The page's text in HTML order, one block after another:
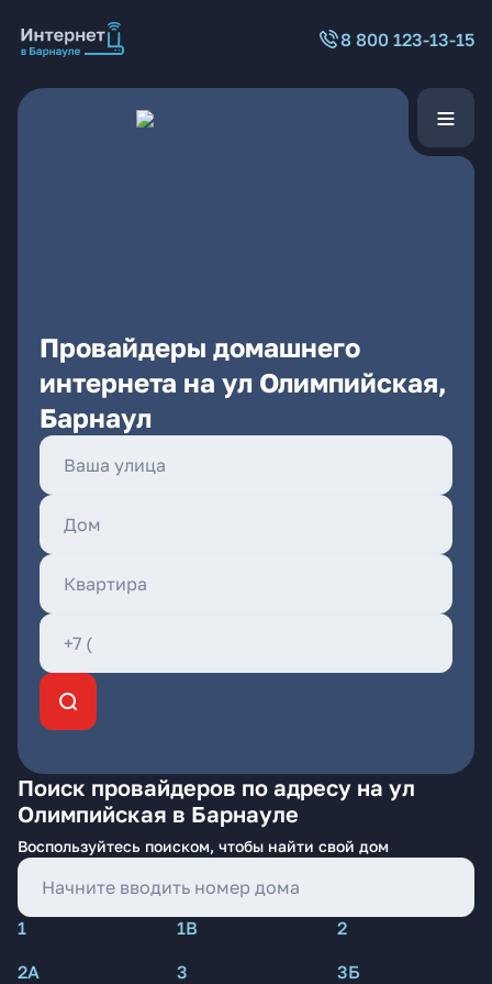
8 800 123-13-15
Провайдеры домашнего
интернета на ул Олимпийская,
Барнаул
Поиск провайдеров по адресу на ул
Олимпийская в Барнауле
Воспользуйтесь поиском, чтобы найти свой дом
1 1В
2
2А
3
3Б